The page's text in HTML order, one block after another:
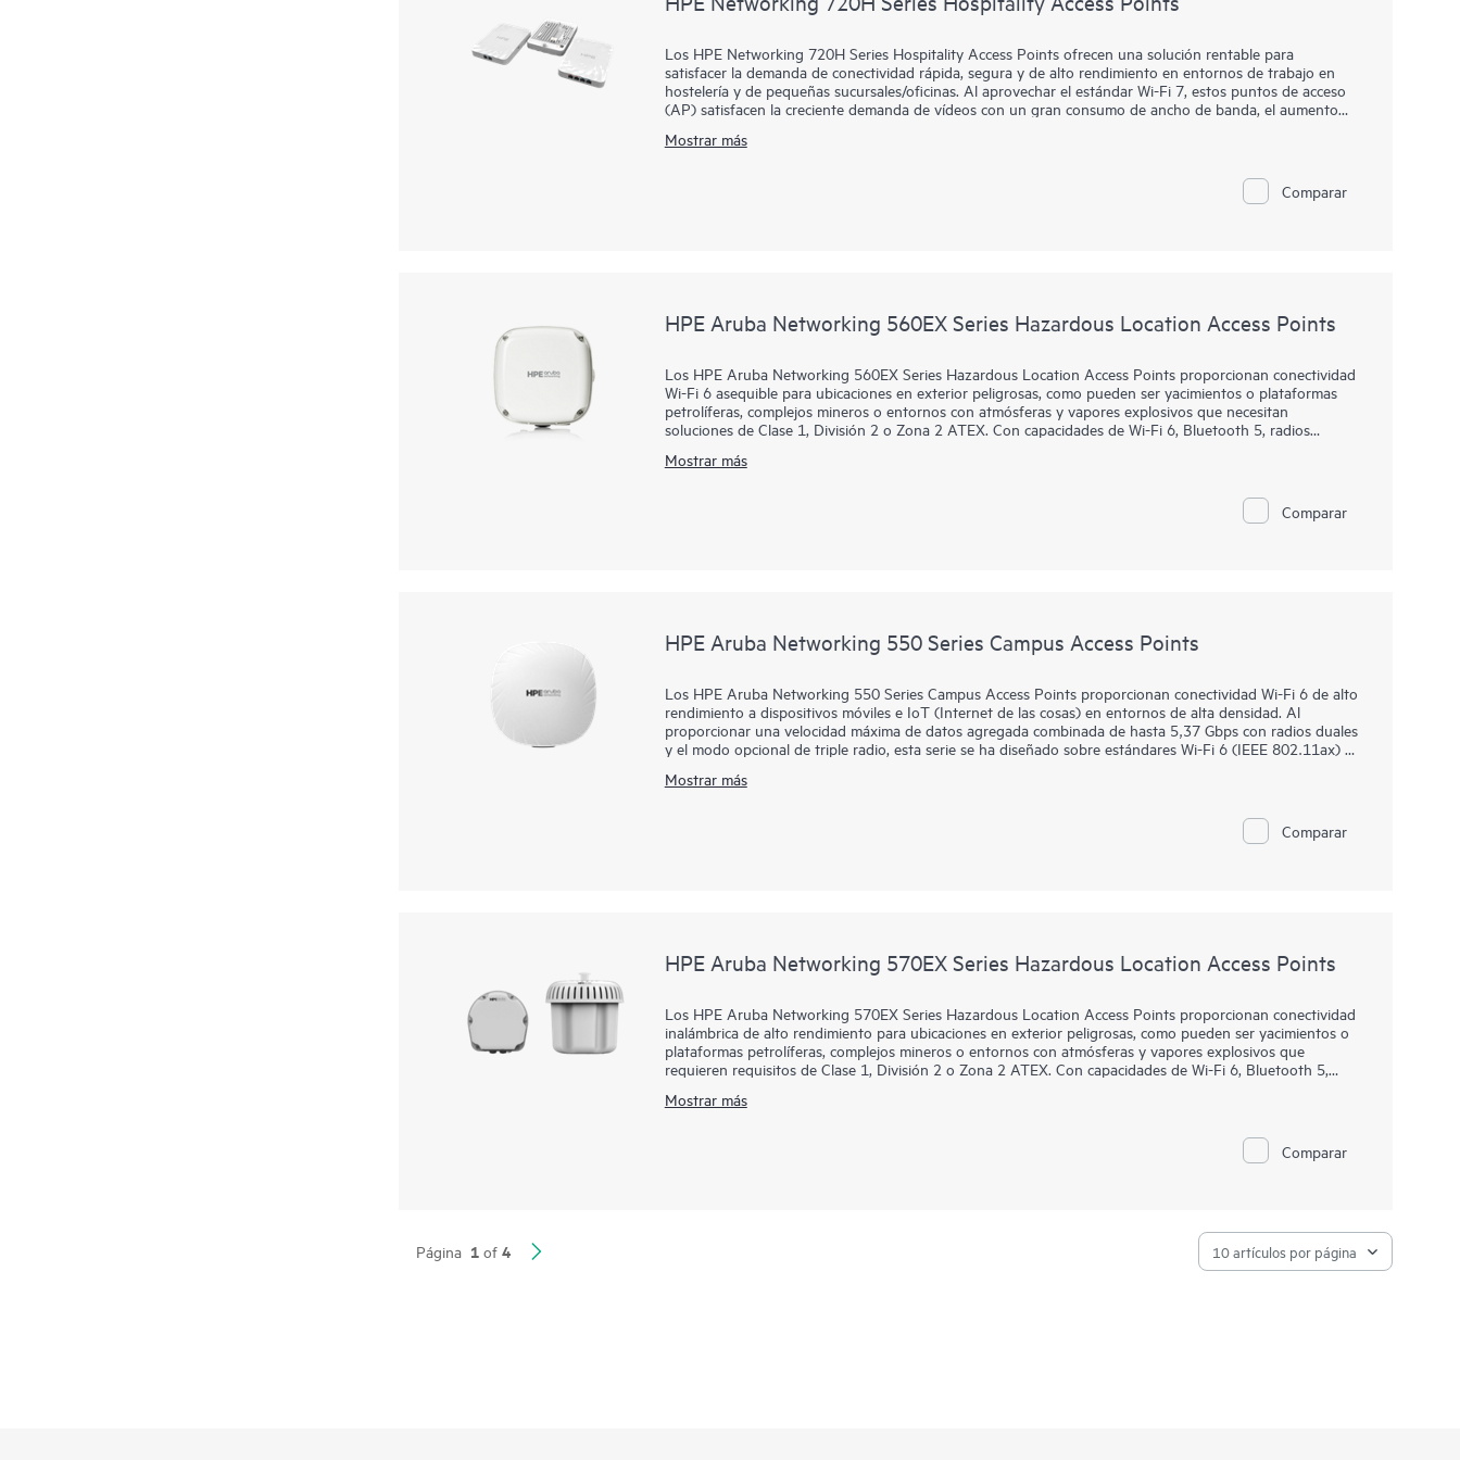
Los HPE Networking 720H Series Hospitality Access Points ofrecen una solución rentable para
satisfacer la demanda de conectividad rápida, segura y de alto rendimiento en entornos de trabajo en
hostelería y de pequeñas sucursales/oficinas. Al aprovechar el estándar Wi-Fi 7, estos puntos de acceso
(AP) satisfacen la creciente demanda de vídeos con un gran consumo de ancho de banda, el aumento
Networking Central y HPE Mist en el mismo hardware. Esto permite a las empresas actualizarse a Wi-Fi 7
con confianza, aprovechando al mismo tiempo la gestión impulsada por IA y las capacidades de red
Mostrar más
Comparar
HPE Aruba Networking 560EX Series Hazardous Location Access Points
Los HPE Aruba Networking 560EX Series Hazardous Location Access Points proporcionan conectividad
Wi-Fi 6 asequible para ubicaciones en exterior peligrosas, como pueden ser yacimientos o plataformas
petrolíferas, complejos mineros o entornos con atmósferas y vapores explosivos que necesitan
soluciones de Clase 1, División 2 o Zona 2 ATEX. Con capacidades de Wi-Fi 6, Bluetooth 5, radios
velocidad y fiabilidad necesarias para llevar el wifi a ubicaciones peligrosas.
Estos puntos de acceso (AP) Wi-Fi 6 para exteriores cuentan con un diseño específico para ubicaciones
peligrosas y se pueden implementar rápidamente mediante Zero Touch Provisioning (ZTP). HPE Aruba
Mostrar más
Comparar
HPE Aruba Networking 550 Series Campus Access Points
Los HPE Aruba Networking 550 Series Campus Access Points proporcionan conectividad Wi-Fi 6 de alto
rendimiento a dispositivos móviles e IoT (Internet de las cosas) en entornos de alta densidad. Al
proporcionar una velocidad máxima de datos agregada combinada de hasta 5,37 Gbps con radios duales
y el modo opcional de triple radio, esta serie se ha diseñado sobre estándares Wi-Fi 6 (IEEE 802.11ax) e
rendimiento multiusuario y una eficiencia mejorada.
Esta serie puede implementarse utilizando Zero Touch Provisioning (ZTP), sin experiencia técnica in situ,
para facilitar la implementación en sucursales y el trabajo remoto. HPE Aruba Networking Central
Mostrar más
Comparar
HPE Aruba Networking 570EX Series Hazardous Location Access Points
Los HPE Aruba Networking 570EX Series Hazardous Location Access Points proporcionan conectividad
inalámbrica de alto rendimiento para ubicaciones en exterior peligrosas, como pueden ser yacimientos o
plataformas petrolíferas, complejos mineros o entornos con atmósferas y vapores explosivos que
requieren requisitos de Clase 1, División 2 o Zona 2 ATEX. Con capacidades de Wi-Fi 6, Bluetooth 5,
la velocidad y fiabilidad necesarias para llevar el wifi a ubicaciones peligrosas.
Estos puntos de acceso (AP) para exteriores reforzados cuentan con un diseño específico para
ubicaciones peligrosas y se pueden implementar rápidamente mediante Zero Touch Provisioning. HPE
Mostrar más
Comparar
Página 1 of 4